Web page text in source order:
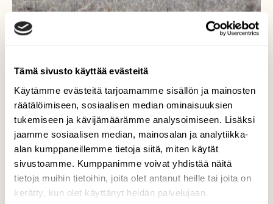
Tämä sivusto käyttää evästeitä
Käytämme evästeitä tarjoamamme sisällön ja mainosten
räätälöimiseen, sosiaalisen median ominaisuuksien
tukemiseen ja kävijämäärämme analysoimiseen. Lisäksi
jaamme sosiaalisen median, mainosalan ja analytiikka-
alan kumppaneillemme tietoja siitä, miten käytät
sivustoamme. Kumppanimme voivat yhdistää näitä
tietoja muihin tietoihin, joita olet antanut heille tai joita on
kerätty, kun olet käyttänyt heidän palvelujaan.
Ruokailijoita pellolla
Naurulokki ja töyhtöhyyppä söivät sulassa
sovussa.
Valokuvaaja: Risto Kangassalo, Hauninen, Raisio
9.4.2022 illansuussa